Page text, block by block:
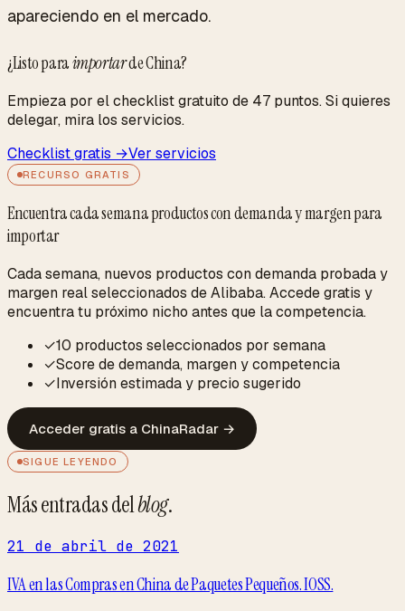
apareciendo en el mercado.
¿Listo paraimportarde China?
Empieza por el checklist gratuito de 47 puntos. Si quieres
delegar, mira los servicios.
Checklist gratis →Ver servicios
RECURSO GRATIS
Encuentra cada semana productos con demanda y margen para
importar
Cada semana, nuevos productos con demanda probada y
margen real seleccionados de Alibaba. Accede gratis y
encuentra tu próximo nicho antes que la competencia.
✓10 productos seleccionados por semana
✓Score de demanda, margen y competencia
✓Inversión estimada y precio sugerido
Acceder gratis a ChinaRadar →
SIGUE LEYENDO
Más entradas delblog.
21 de abril de 2021
IVA en las Compras en China de Paquetes Pequeños. IOSS.